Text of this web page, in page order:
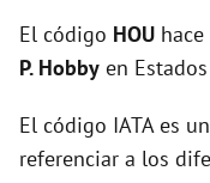
El código HOU
P. Hobby en
El código IATA es
referenciar a los